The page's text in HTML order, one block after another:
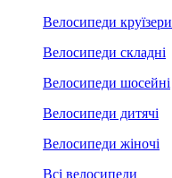
Велосипеди круїзери
Велосипеди складні
Велосипеди шосейні
Велосипеди дитячі
Велосипеди жіночі
Всі велосипеди